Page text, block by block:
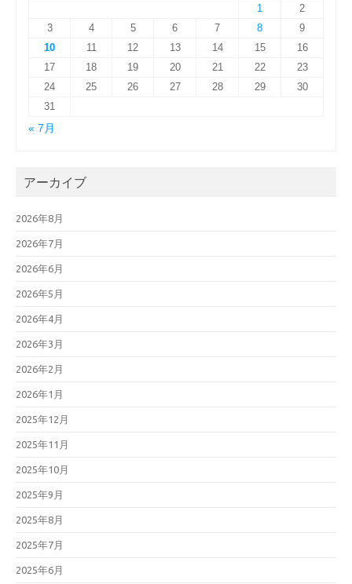
1
2
3
4 5 6 7 8
9
10
11 12 13 14 15
16
17
18 19 20 21 22
23
24
25 26 27 28 29
30
31
« 7月
アーカイブ
2026年8月
2026年7月
2026年6月
2026年5月
2026年4月
2026年3月
2026年2月
2026年1月
2025年12月
2025年11月
2025年10月
2025年9月
2025年8月
2025年7月
2025年6月